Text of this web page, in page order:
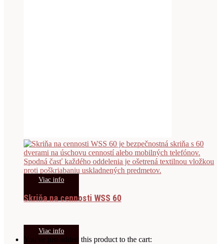
Viac info
Skriňa na cennosti WSS 60
Viac info
You've just added this product to the cart: